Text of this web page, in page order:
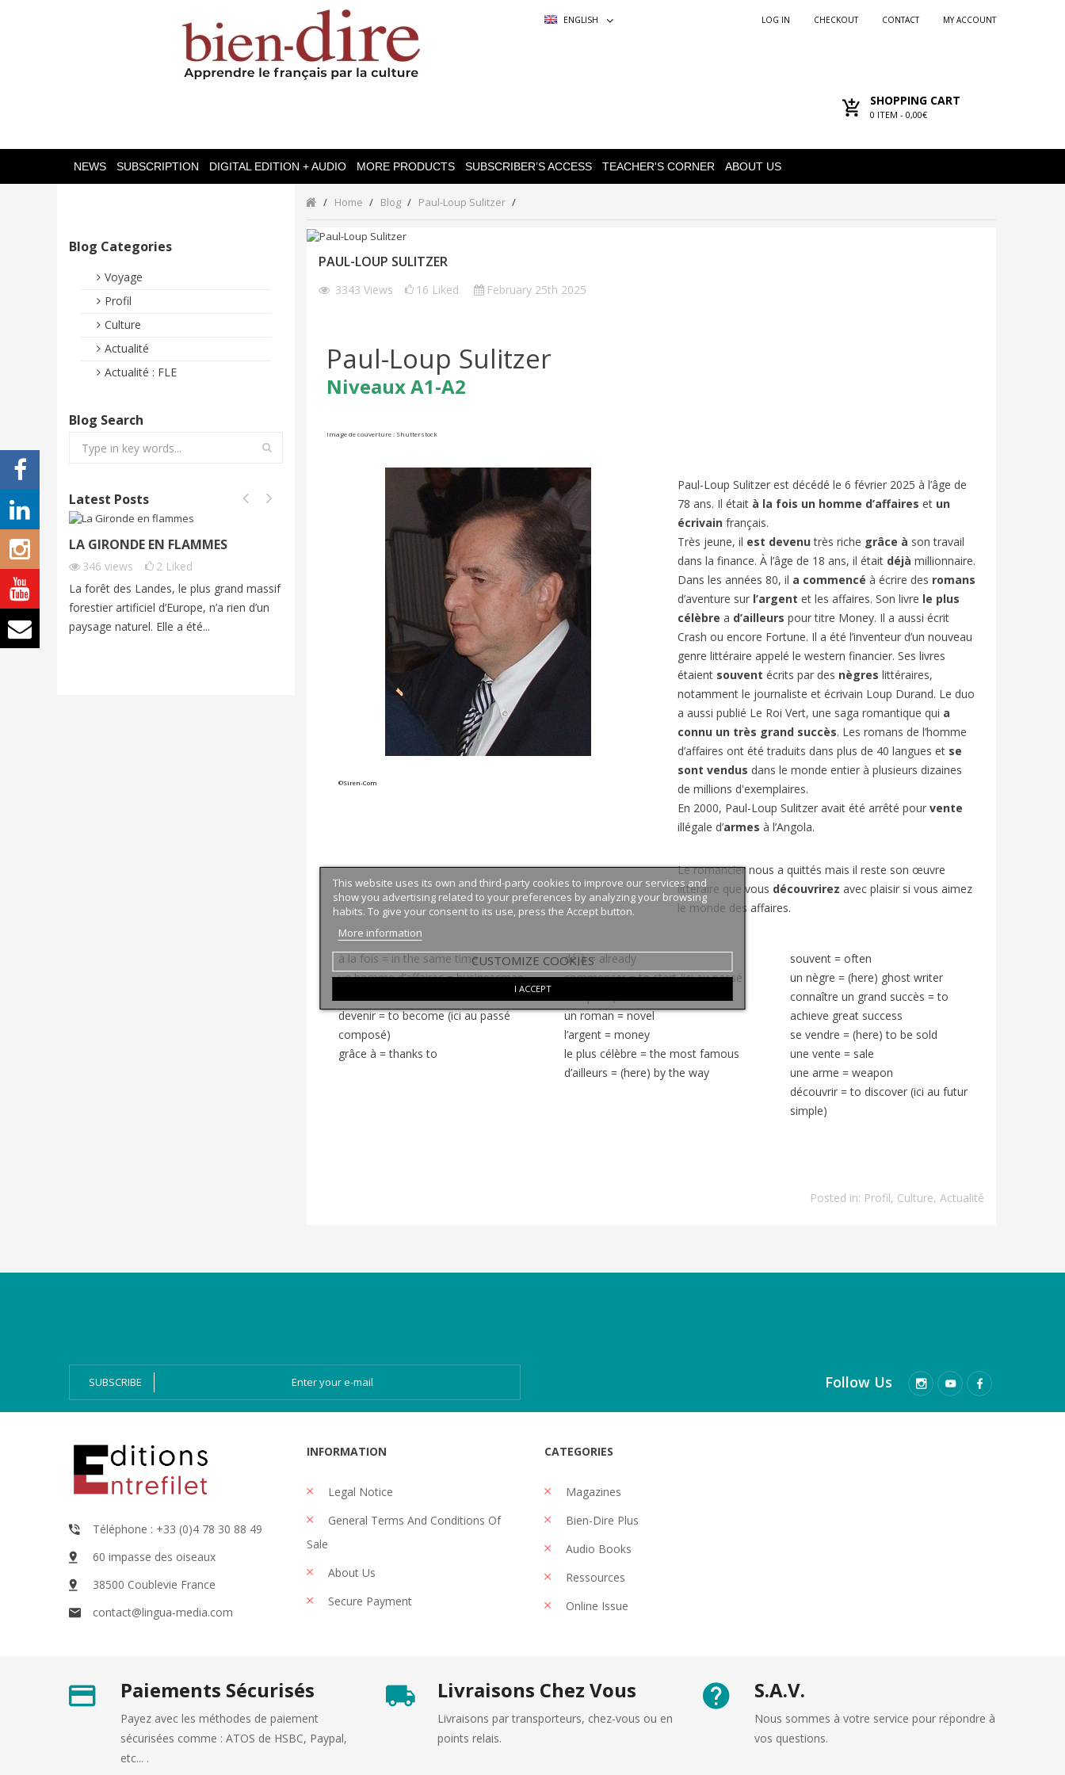
ENGLISH MY ACCOUNT
CONTACT
CHECKOUT
LOG IN
SHOPPING CART
0 ITEM - 0,00€
NEWS SUBSCRIPTION DIGITAL EDITION + AUDIO MORE PRODUCTS SUBSCRIBER’S ACCESS TEACHER'S CORNER ABOUT US
Blog Categories
Voyage
Profil
Culture
Actualité
Actualité : FLE
Blog Search
Latest Posts
LA GIRONDE EN FLAMMES
346 views 2 Liked
La forêt des Landes, le plus grand massif
forestier artificiel d’Europe, n’a rien d’un
paysage naturel. Elle a été...
FONTAINEBLEAU FOREST FIRES |
Cet été, la France subit des incendies
exceptionnels. Quand on pense aux
grands feux de forêt en France, on
BORMES-LES-MIMOSAS: FRANCE’S
FAVORITE VILLAGE 2026
319
Connaissez-vous l’émission de télévision
‘Le Village Préféré des Français’ ? Elle est
animée par Stéphane Bern....
SUMMER HOLIDAYS IN FRANCE:
FRENCH A2/B1 | BIEN-DIRE
1185views 7 Liked
En France, le mois de juillet marque le
début des « grandes vacances » ou «
vacances d’été ».
Home Blog Paul-Loup Sulitzer
PAUL-LOUP SULITZER
3343 Views 16 Liked February 25th 2025
Paul-Loup Sulitzer
Niveaux A1-A2
Image de couverture : Shutterstock
©Siren-Com
Paul-Loup Sulitzer est décédé le 6 février 2025 à l’âge de
78 ans. Il était à la fois un homme d’affaires et un
écrivainfrançais.
Très jeune, il est devenutrès riche grâce à son travail
dans la finance. À l’âge de 18 ans, il était déjà millionnaire.
Dans les années 80, il a commencé à écrire des romans
d’aventure sur l’argent et les affaires. Son livre le plus
célèbre a d’ailleurs pour titre Money. Il a aussi écrit
Crash ou encore Fortune. Il a été l’inventeur d’un nouveau
genre littéraire appelé le western financier. Ses livres
étaientsouvent écrits par des nègres littéraires,
notamment le journaliste et écrivain Loup Durand. Le duo
a aussi publié Le Roi Vert, une saga romantique qui a
connu un très grand succès. Les romans de l’homme
d’affaires ont été traduits dans plus de 40 langues et se
sont vendus dans le monde entier à plusieurs dizaines
de millions d'exemplaires.
En 2000, Paul-Loup Sulitzer avait été arrêté pour vente
illégale d’armes à l’Angola.
Le romancier nous a quittés mais il reste son œuvre
littéraire que vous découvrirez avec plaisir si vous aimez
le monde des affaires.
à la fois = in the same time
un homme d’affaires = businessman
devenir = to become (ici au passé
composé)
grâce à =thanks to
déjà = already
commencer = to start (ici au passé
un roman = novel
l’argent = money
le plus célèbre = the most famous
d’ailleurs = (here) by the way
souvent = often
un nègre = (here) ghost writer
connaître un grand succès = to
achieve great success
se vendre = (here) to be sold
une vente = sale
une arme = weapon
découvrir = to discover (ici au futur
simple)
Posted in: Profil, Culture, Actualité
This website uses its own and third-party cookies to improve our services and
show you advertising related to your preferences by analyzing your browsing
habits. To give your consent to its use, press the Accept button.
More information
CUSTOMIZE COOKIES
I ACCEPT
SUBSCRIBE
Follow Us
Téléphone : +33 (0)4 78 30 88 49
60 impasse des oiseaux
38500 Coublevie France
contact@lingua-media.com
INFORMATION
Legal Notice
General Terms And Conditions Of
Sale
About Us
Secure Payment
CATEGORIES
Magazines
Bien-Dire Plus
Audio Books
Ressources
Online Issue
Paiements Sécurisés
Payez avec les méthodes de paiement
sécurisées comme : ATOS de HSBC, Paypal,
etc... .
Livraisons Chez Vous
Livraisons par transporteurs, chez-vous ou en
points relais.
S.A.V.
Nous sommes à votre service pour répondre à
vos questions.